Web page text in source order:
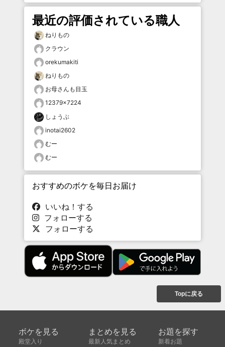
最近の評価されている職人
ねりもの
クラウン
orekumakiti
ねりもの
お母さんも目玉
12379×7224
しょうぶ
inotai2602
むー
むー
おすすめのボケを毎日お届け
いいね！する
フォローする
フォローする
Topに戻る
ボケを見る
殿堂入り
まとめを見る
最新人気まとめ
お題を探す
新着お題